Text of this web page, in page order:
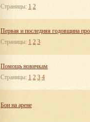
Страницы: 1 2
Первая и последняя годовщина
Страницы: 1 2 3
Помощь новичкам
Страницы: 1 2 3 4
Бои на арене